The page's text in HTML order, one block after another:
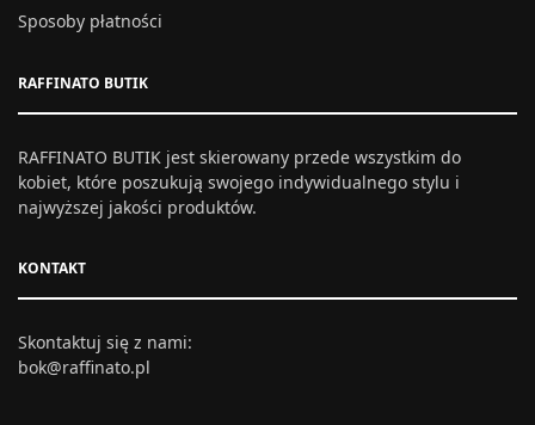
Sposoby płatności
RAFFINATO BUTIK
RAFFINATO BUTIK jest skierowany przede wszystkim do
kobiet, które poszukują swojego indywidualnego stylu i
najwyższej jakości produktów.
KONTAKT
Skontaktuj się z nami:
bok@raffinato.pl